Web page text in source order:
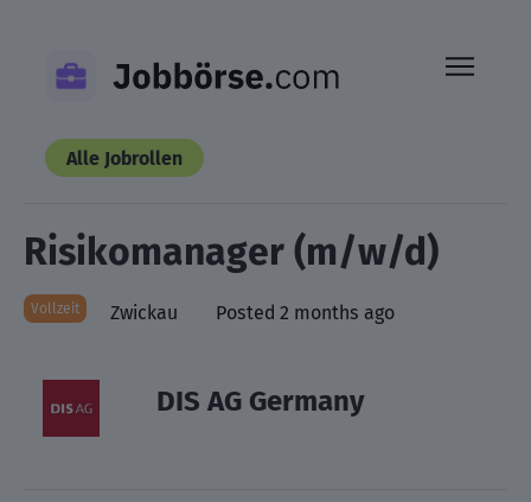
content
Alle Jobrollen
Risikomanager (m/w/d)
Vollzeit Zwickau Posted 2 months ago
DIS AG Germany